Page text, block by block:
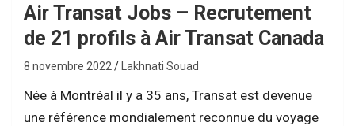
Air Transat Jobs – Recrutement
de 21 profils à Air Transat Canada
8 novembre 2022 Lakhnati Souad
Née à Montréal il y a 35 ans, Transat est devenue
une référence mondialement reconnue du voyage